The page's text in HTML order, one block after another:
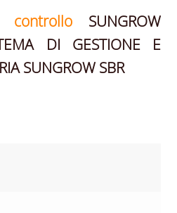
controllo SUNGROW
DI GESTIONE E
SUNGROW SBR